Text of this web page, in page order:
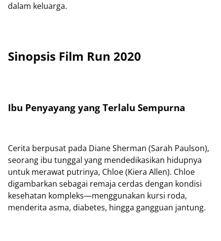
dalam keluarga.
Sinopsis Film Run 2020
Ibu Penyayang yang Terlalu Sempurna
Cerita berpusat pada Diane Sherman (Sarah Paulson),
seorang ibu tunggal yang mendedikasikan hidupnya
untuk merawat putrinya, Chloe (Kiera Allen). Chloe
digambarkan sebagai remaja cerdas dengan kondisi
kesehatan kompleks—menggunakan kursi roda,
menderita asma, diabetes, hingga gangguan jantung.